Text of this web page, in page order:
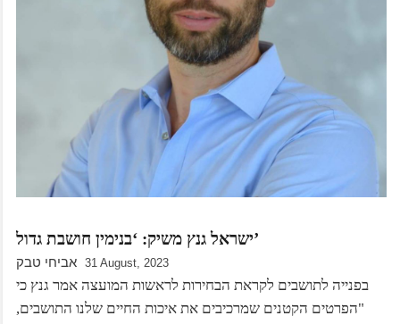
ישראל גנץ משיק: ‘בנימין חושבת גדול’
אביחי טבק 31 August, 2023
בפנייה לתושבים לקראת הבחירות לראשות המועצה אמר גנץ כי
"הפרטים הקטנים שמרכיבים את איכות החיים שלנו התושבים,